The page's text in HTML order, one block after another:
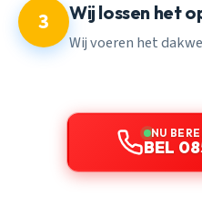
3 Wij lossen het
Wij voeren het
NU
BEL